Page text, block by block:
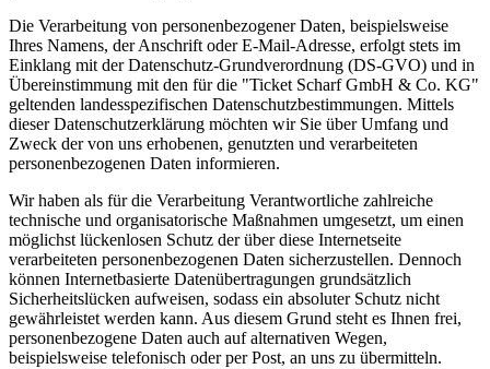
Die Verarbeitung von personenbezogener Daten, beispielsweise
Ihres Namens, der Anschrift oder E-Mail-Adresse, erfolgt stets im
Einklang mit der Datenschutz-Grundverordnung (DS-GVO) und in
Übereinstimmung mit den für die "Ticket Scharf GmbH & Co. KG"
geltenden landesspezifischen Datenschutzbestimmungen. Mittels
dieser Datenschutzerklärung möchten wir Sie über Umfang und
Zweck der von uns erhobenen, genutzten und verarbeiteten
personenbezogenen Daten informieren.
Wir haben als für die Verarbeitung Verantwortliche zahlreiche
technische und organisatorische Maßnahmen umgesetzt, um einen
möglichst lückenlosen Schutz der über diese Internetseite
verarbeiteten personenbezogenen Daten sicherzustellen. Dennoch
können Internetbasierte Datenübertragungen grundsätzlich
Sicherheitslücken aufweisen, sodass ein absoluter Schutz nicht
gewährleistet werden kann. Aus diesem Grund steht es Ihnen frei,
personenbezogene Daten auch auf alternativen Wegen,
beispielsweise telefonisch oder per Post, an uns zu übermitteln.